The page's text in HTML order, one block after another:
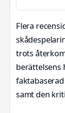
Flera
trots
berättelsens
samt den